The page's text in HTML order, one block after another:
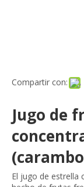
Compartir con:
Jugo de
El jugo de estrella